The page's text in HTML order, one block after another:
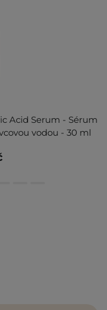
Acid Serum - Sérum
vodou - 30 ml